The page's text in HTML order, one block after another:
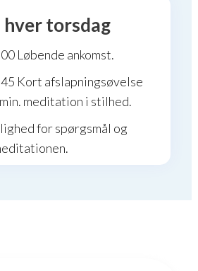
hver torsdag
Løbende ankomst.
Kort afslapningsøvelse
meditation i stilhed.
for spørgsmål og